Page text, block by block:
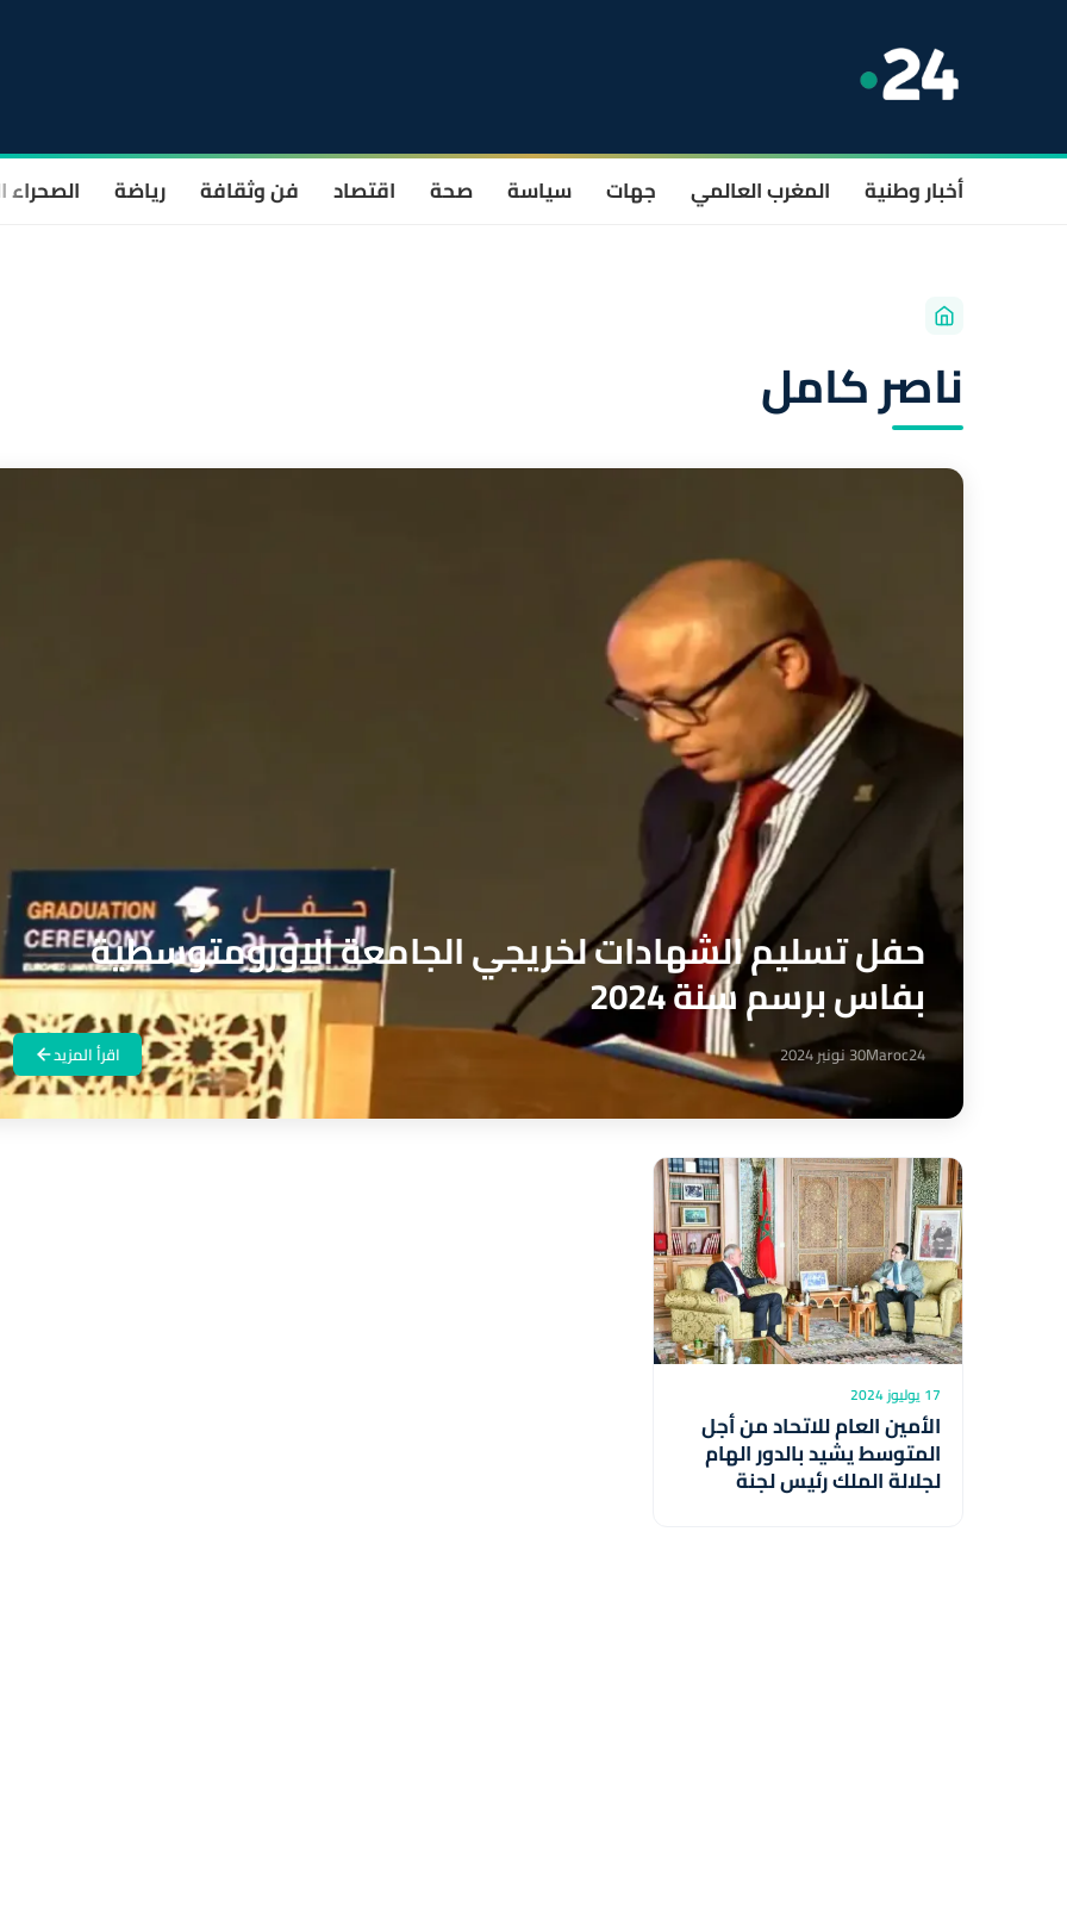
أخبار وطنية المغرب العالمي جهات سياسة صحة اقتصاد فن وثقافة رياضة الصحراء
ناصر كامل
حفل تسليم الشهادات لخريجي الجامعة الاورومتوسطية
بفاس برسم سنة 2024
Maroc2430 نونبر 2024 اقرأ المزيد
17 يوليوز 2024
الأمين العام للاتحاد من أجل
المتوسط يشيد بالدور الهام
لجلالة الملك رئيس لجنة